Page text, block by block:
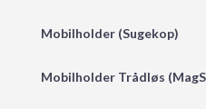
Mobilholder (Sugekop)
Mobilholder Trådløs